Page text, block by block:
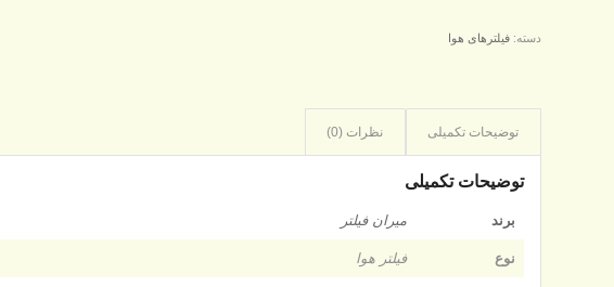
دسته: فیلترهای هوا
توضیحات تکمیلی نظرات (0)
توضیحات تکمیلی
برند میران فیلتر
نوع فیلتر هوا